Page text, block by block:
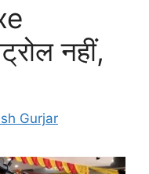
नहीं,
Gurjar